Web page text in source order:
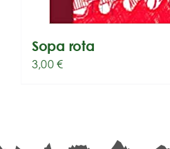
Sopa rota
3,00€